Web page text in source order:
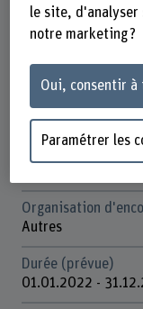
Départements
Haute école des
Institut(s)
Agronomie
Organisation
Autres
Durée (prévue)
01.01.2022 -
le site,
notre marketing ?
Oui, consentir à
Paramétrer les